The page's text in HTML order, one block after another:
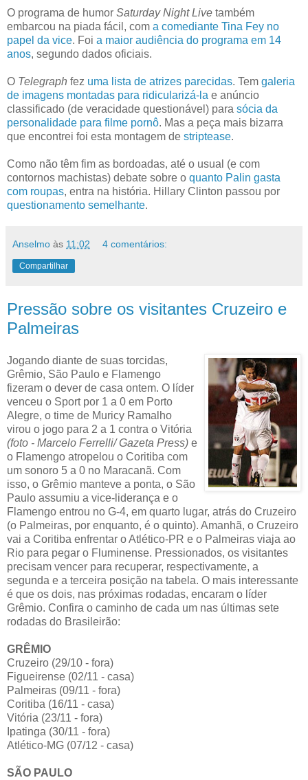
O programa de humor Saturday Night Live também
embarcou na piada fácil, com a comediante Tina Fey no
papel da vice. Foi a maior audiência do programa em 14
anos, segundo dados oficiais.
O Telegraph fez uma lista de atrizes parecidas. Tem galeria
de imagens montadas para ridicularizá-la e anúncio
classificado (de veracidade questionável) para sócia da
personalidade para filme pornô. Mas a peça mais bizarra
que encontrei foi esta montagem de striptease.
Como não têm fim as bordoadas, até o usual (e com
contornos machistas) debate sobre o quanto Palin gasta
com roupas, entra na história. Hillary Clinton passou por
questionamento semelhante.
Anselmo às 11:02 4 comentários:
Compartilhar
Pressão sobre os visitantes Cruzeiro e
Palmeiras
Jogando diante de suas torcidas,
Grêmio, São Paulo e Flamengo
fizeram o dever de casa ontem. O líder
venceu o Sport por 1 a 0 em Porto
Alegre, o time de Muricy Ramalho
virou o jogo para 2 a 1 contra o Vitória
(foto - Marcelo Ferrelli/ Gazeta Press) e
o Flamengo atropelou o Coritiba com
um sonoro 5 a 0 no Maracanã. Com
isso, o Grêmio manteve a ponta, o São
Paulo assumiu a vice-liderança e o
Flamengo entrou no G-4, em quarto lugar, atrás do Cruzeiro
(o Palmeiras, por enquanto, é o quinto). Amanhã, o Cruzeiro
vai a Coritiba enfrentar o Atlético-PR e o Palmeiras viaja ao
Rio para pegar o Fluminense. Pressionados, os visitantes
precisam vencer para recuperar, respectivamente, a
segunda e a terceira posição na tabela. O mais interessante
é que os dois, nas próximas rodadas, encaram o líder
Grêmio. Confira o caminho de cada um nas últimas sete
rodadas do Brasileirão:
GRÊMIO
Cruzeiro (29/10 - fora)
Figueirense (02/11 - casa)
Palmeiras (09/11 - fora)
Coritiba (16/11 - casa)
Vitória (23/11 - fora)
Ipatinga (30/11 - fora)
Atlético-MG (07/12 - casa)
SÃO PAULO